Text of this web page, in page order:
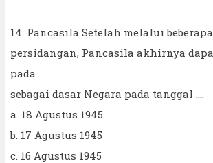
14. Pancasila Setelah melalui
persidangan, Pancasila akhirnya
pada
sebagai dasar Negara pada tanggal ....
a. 18 Agustus 1945
b. 17 Agustus 1945
c. 16 Agustus 1945